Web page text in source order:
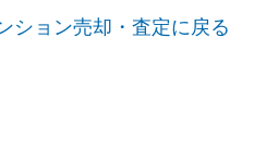
ション売却・査定に戻る